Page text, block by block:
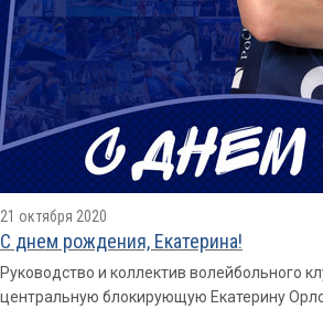
21 октября 2020
С днем рождения, Екатерина!
Руководство и коллектив волейбольного
центральную блокирующую Екатерину